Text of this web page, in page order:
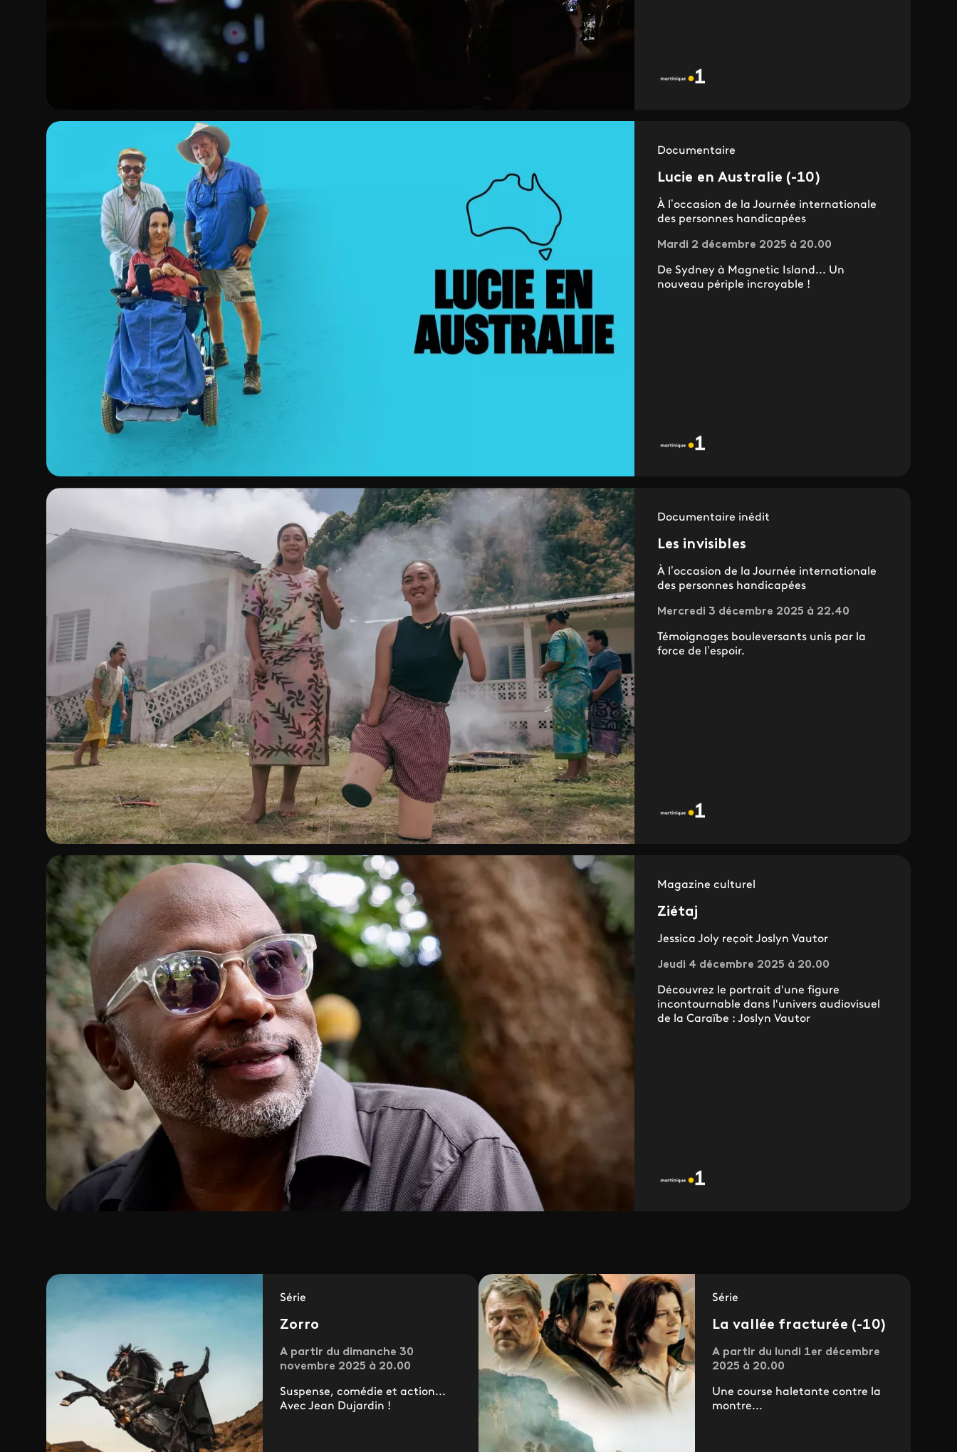
Documentaire
Lucie en Australie (-10)
À l’occasion de la Journée internationale
des personnes handicapées
Mardi 2 décembre 2025 à 20.00
De Sydney à Magnetic Island... Un
nouveau périple incroyable !
Documentaire inédit
Les invisibles
À l’occasion de la Journée internationale
des personnes handicapées
Mercredi 3 décembre 2025 à 22.40
Témoignages bouleversants unis par la
force de l’espoir.
Magazine culturel
Ziétaj
Jessica Joly reçoit Joslyn Vautor
Jeudi 4 décembre 2025 à 20.00
Découvrez le portrait d'une figure
incontournable dans l'univers audiovisuel
de la Caraïbe : Joslyn Vautor
Série
Zorro
A partir du dimanche 30
novembre 2025 à 20.00
Suspense, comédie et action...
Avec Jean Dujardin !
Série
La vallée fracturée (-10)
A partir du lundi 1er décembre
2025 à 20.00
Une course haletante contre la
montre...